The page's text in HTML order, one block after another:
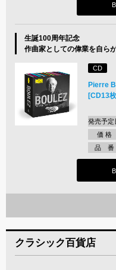
生誕100周年記念
作曲家としての偉業を自ら
CD
Pierre
[CD13
発売予定
価 格
品 番
クラシック百貨店